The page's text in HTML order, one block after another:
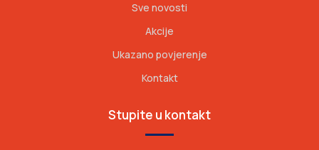
Sve novosti
Akcije
Ukazano povjerenje
Kontakt
Stupite u kontakt